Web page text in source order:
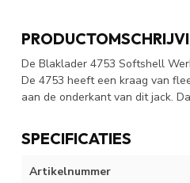
De Blaklader 4753 Softshell
De 4753 heeft een kraag van
aan de onderkant van dit jack.
SPECIFICATIES
Artikelnummer